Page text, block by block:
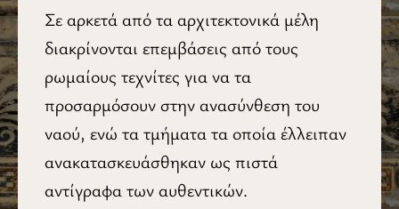
Σε αρκετά από τα αρχιτεκτονικά μέλη
διακρίνονται επεμβάσεις από τους
ρωμαίους τεχνίτες για να τα
προσαρμόσουν στην ανασύνθεση του
ναού, ενώ τα τμήματα τα οποία έλλειπαν
ανακατασκευάσθηκαν ως πιστά
αντίγραφα των αυθεντικών.